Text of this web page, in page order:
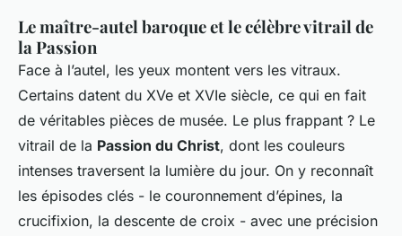
Le maître-autel baroque et le célèbre vitrail de
la Passion
Face à l’autel, les yeux montent vers les vitraux.
Certains datent du XVe et XVIe siècle, ce qui en fait
de véritables pièces de musée. Le plus frappant ? Le
vitrail de la Passion du Christ, dont les couleurs
intenses traversent la lumière du jour. On y reconnaît
les épisodes clés - le couronnement d’épines, la
crucifixion, la descente de croix - avec une précision